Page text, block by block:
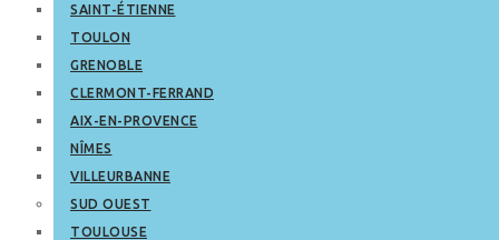
SAINT-ÉTIENNE
TOULON
GRENOBLE
CLERMONT-FERRAND
AIX-EN-PROVENCE
NÎMES
VILLEURBANNE
SUD OUEST
TOULOUSE